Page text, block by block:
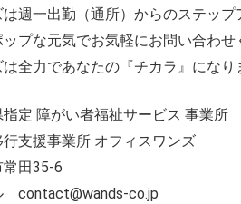
は週一出勤（通所）からのステッ
ップな元気でお気軽にお問い合わ
は全力であなたの『チカラ』になり
定 障がい者福祉サービス 事業所
支援事業所 オフィスワンズ
田35-6
contact@wands-co.jp